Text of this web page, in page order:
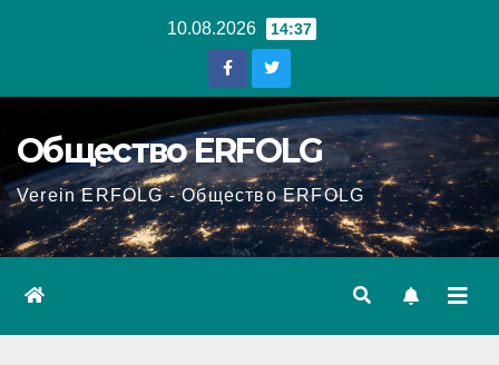
10.08.2026 14:37
Общество ERFOLG
Verein ERFOLG - Общество ERFOLG